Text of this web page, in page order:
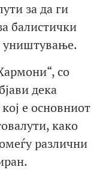
за да ги
балистички
уништување.
со
дека
е основниот
како
различни